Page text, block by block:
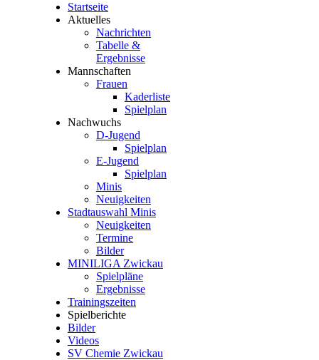
Startseite
Aktuelles
Nachrichten
Tabelle &
Ergebnisse
Mannschaften
Frauen
Kaderliste
Spielplan
Nachwuchs
D-Jugend
Spielplan
E-Jugend
Spielplan
Minis
Neuigkeiten
Stadtauswahl Minis
Neuigkeiten
Termine
Bilder
MINILIGA Zwickau
Spielpläne
Ergebnisse
Trainingszeiten
Spielberichte
Bilder
Videos
SV Chemie Zwickau